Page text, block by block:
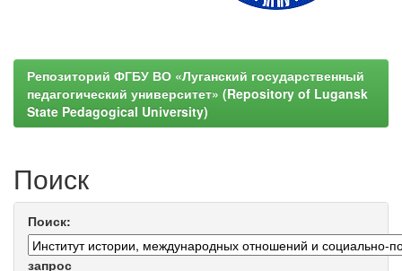
Репозиторий ФГБУ ВО «Луганский государственный
педагогический университет» (Repository of Lugansk
State Pedagogical University)
Поиск
Поиск:
запрос